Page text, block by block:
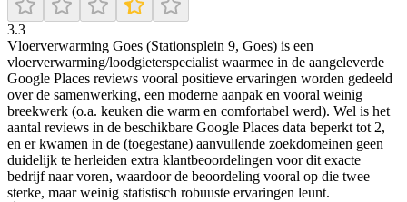
3.3
Vloerverwarming Goes (Stationsplein 9, Goes) is een
vloerverwarming/loodgieterspecialist waarmee in de aangeleverde
Google Places reviews vooral positieve ervaringen worden gedeeld
over de samenwerking, een moderne aanpak en vooral weinig
breekwerk (o.a. keuken die warm en comfortabel werd). Wel is het
aantal reviews in de beschikbare Google Places data beperkt tot 2,
en er kwamen in de (toegestane) aanvullende zoekdomeinen geen
duidelijk te herleiden extra klantbeoordelingen voor dit exacte
bedrijf naar voren, waardoor de beoordeling vooral op die twee
sterke, maar weinig statistisch robuuste ervaringen leunt.